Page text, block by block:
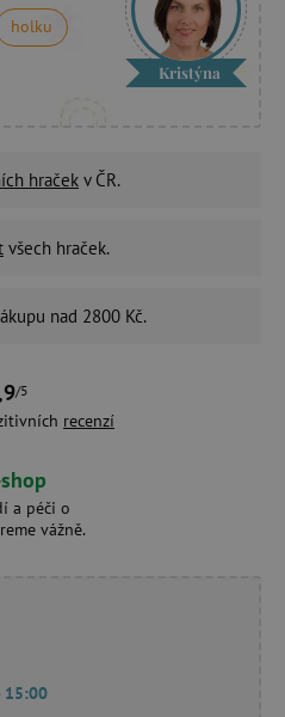
holku
Kristýna
hraček v ČR.
všech hraček.
nad 2800 Kč.
/5
recenzí
a péči o
vážně.
15:00